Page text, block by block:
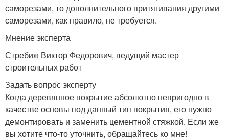
саморезами, то дополнительного притягивания другими
саморезами, как правило, не требуется.
Мнение эксперта
Стребиж Виктор Федорович, ведущий мастер
строительных работ
Задать вопрос эксперту
Когда деревянное покрытие абсолютно непригодно в
качестве основы под данный тип покрытия, его нужно
демонтировать и заменить цементной стяжкой. Если же
вы хотите что-то уточнить, обращайтесь ко мне!